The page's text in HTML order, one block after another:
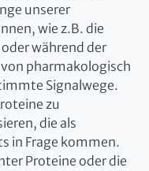
unserer
wie z.B. die
während der
pharmakologisch
Signalwege.
zu
die als
in Frage kommen.
Proteine oder die